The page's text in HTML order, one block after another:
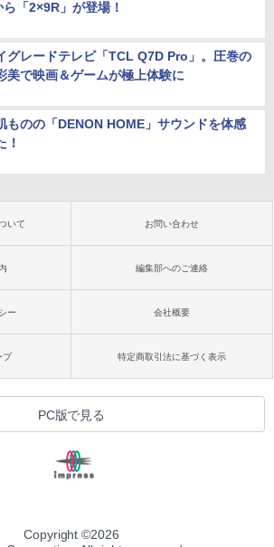
「2×9R」が登場！
グレードテレビ「TCL Q7D Pro」。圧巻の
美で映画＆ゲームが極上体験に
ものの「DENON HOME」サウンドを体感
！
いて お問い合わせ
編集部へのご連絡
ー 会社概要
プ 特定商取引法に基づく表示
PC版で見る
Copyright ©2026